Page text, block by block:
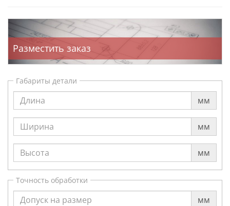
Разместить заказ
Габариты детали
мм
мм
мм
Точность обработки
мм